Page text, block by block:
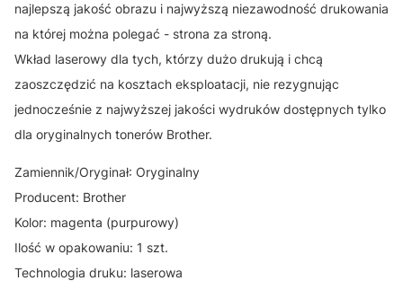
najlepszą jakość obrazu i najwyższą niezawodność drukowania
na której można polegać - strona za stroną.
Wkład laserowy dla tych, którzy dużo drukują i chcą
zaoszczędzić na kosztach eksploatacji, nie rezygnując
jednocześnie z najwyższej jakości wydruków dostępnych tylko
dla oryginalnych tonerów Brother.
Zamiennik/Oryginał: Oryginalny
Producent: Brother
Kolor: magenta (purpurowy)
Ilość w opakowaniu: 1 szt.
Technologia druku: laserowa